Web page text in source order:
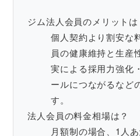
ジム法人会員のメリットは
個人契約より割安な
員の健康維持と生産
実による採用力強化
ールにつながるなど
す。
法人会員の料金相場は？
月額制の場合、1人